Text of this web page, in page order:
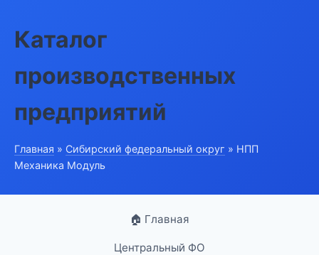
Каталог
производственных
предприятий
Главная » Сибирский федеральный округ » НПП
Механика Модуль
🏠 Главная
Центральный ФО